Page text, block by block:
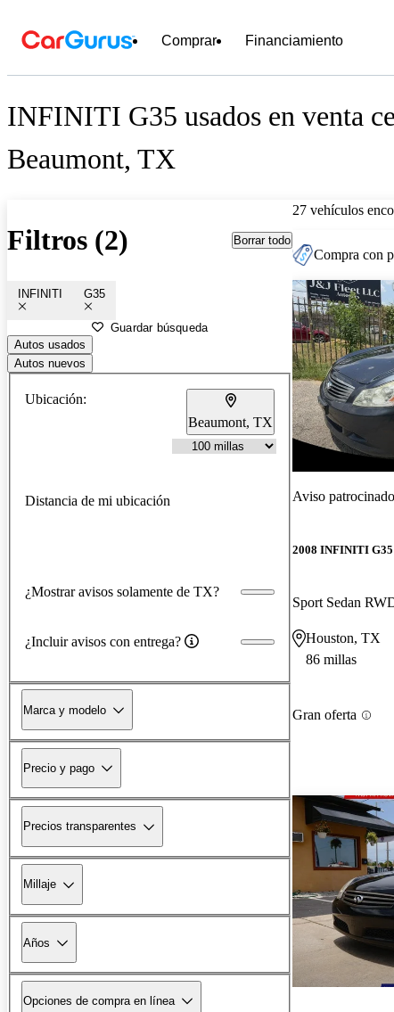
Comprar Financiamiento
INFINITI G35 usados en venta
Beaumont, TX
Filtros (2) Borrar todo
INFINITI G35
Guardar búsqueda
Autos usados
Autos nuevos
Ubicación:
Beaumont, TX
Distancia de mi ubicación
¿Mostrar avisos solamente de TX?
¿Incluir avisos con entrega?
Marca y modelo
Precio y pago
Precios transparentes
Millaje
Años
Opciones de compra en línea
27 vehículos
Compra con
Aviso patrocinado
2008 INFINITI G35
Sport Sedan
Houston, TX
86 millas
Gran oferta